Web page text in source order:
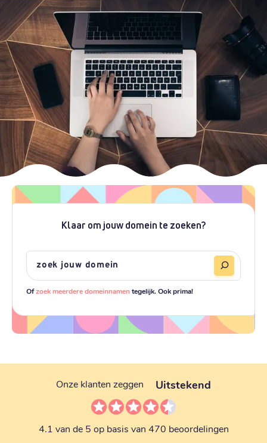
Klaar om jouw domein te zoeken?
Ofzoek meerdere domeinnamentegelijk. Ook prima!
Onze klanten zeggen Uitstekend
4.1 van de 5 op basis van 470 beoordelingen